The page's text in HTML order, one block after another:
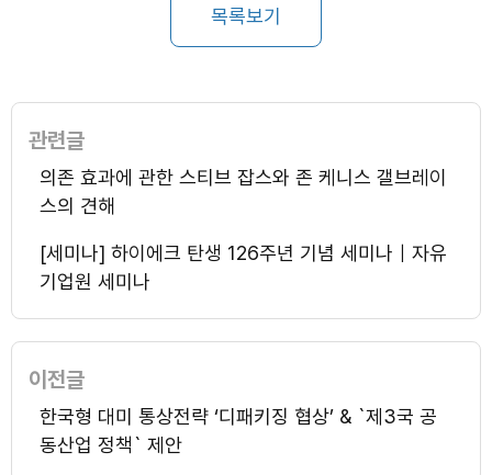
목록보기
관련글
의존 효과에 관한 스티브 잡스와 존 케니스 갤브레이
스의 견해
[세미나] 하이에크 탄생 126주년 기념 세미나｜자유
기업원 세미나
이전글
한국형 대미 통상전략 ‘디패키징 협상’ & `제3국 공
동산업 정책` 제안